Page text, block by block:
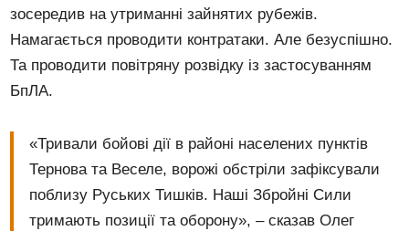
зосередив на утриманні зайнятих рубежів.
Намагається проводити контратаки. Але безуспішно.
Та проводити повітряну розвідку із застосуванням
БпЛА.
«Тривали бойові дії в районі населених пунктів
Тернова та Веселе, ворожі обстріли зафіксували
поблизу Руських Тишків. Наші Збройні Сили
тримають позиції та оборону», – сказав Олег